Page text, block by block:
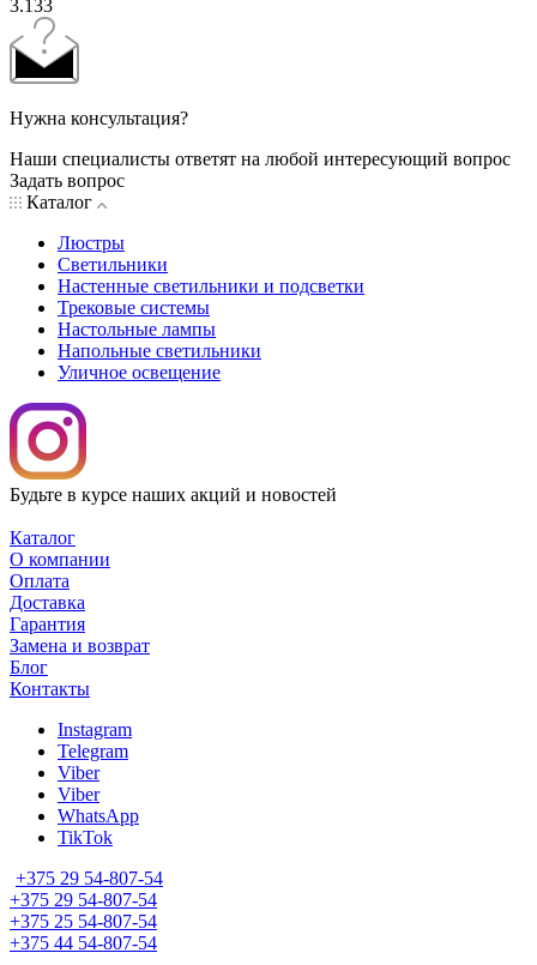
3.133
Нужна консультация?
Наши специалисты ответят на любой интересующий вопрос
Задать вопрос
Каталог
Люстры
Светильники
Настенные светильники и подсветки
Трековые системы
Настольные лампы
Напольные светильники
Уличное освещение
Будьте в курсе наших акций и новостей
Каталог
О компании
Оплата
Доставка
Гарантия
Замена и возврат
Блог
Контакты
Instagram
Telegram
Viber
Viber
WhatsApp
TikTok
+375 29 54-807-54
+375 29 54-807-54
+375 25 54-807-54
+375 44 54-807-54